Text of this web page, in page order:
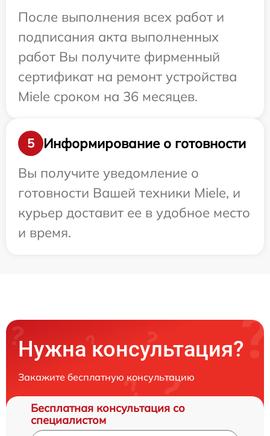
После выполнения всех работ и
подписания акта выполненных
работ Вы получите фирменный
сертификат на ремонт устройства
Miele сроком на 36 месяцев.
5
Информирование о готовности
Вы получите уведомление о
готовности Вашей техники Miele, и
курьер доставит ее в удобное место
и время.
Нужна консультация?
Закажите бесплатную консультацию
Бесплатная консультация со
специалистом